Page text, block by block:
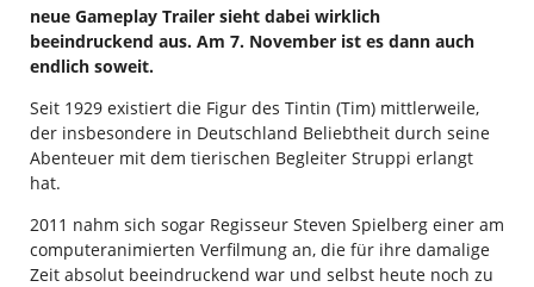
neue Gameplay Trailer sieht dabei wirklich
beeindruckend aus. Am 7. November ist es dann auch
endlich soweit.
Seit 1929 existiert die Figur des Tintin (Tim) mittlerweile,
der insbesondere in Deutschland Beliebtheit durch seine
Abenteuer mit dem tierischen Begleiter Struppi erlangt
hat.
2011 nahm sich sogar Regisseur Steven Spielberg einer am
computeranimierten Verfilmung an, die für ihre damalige
Zeit absolut beeindruckend war und selbst heute noch zu